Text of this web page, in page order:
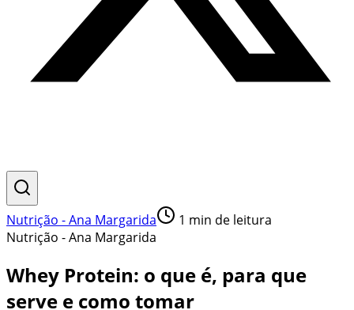
Nutrição - Ana Margarida 1 min de leitura
Nutrição - Ana Margarida
Whey Protein: o que é, para que
serve e como tomar